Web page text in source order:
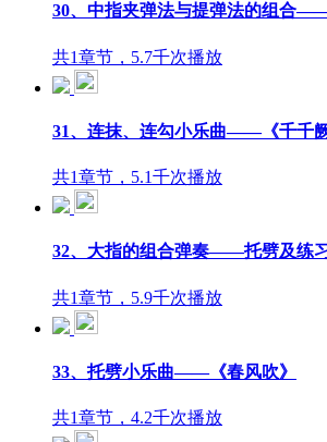
30、中指夹弹法与提弹法的组合
共1章节，5.7千次播放
31、连抹、连勾小乐曲——《千千阙
共1章节，5.1千次播放
32、大指的组合弹奏——托劈及练
共1章节，5.9千次播放
33、托劈小乐曲——《春风吹》
共1章节，4.2千次播放